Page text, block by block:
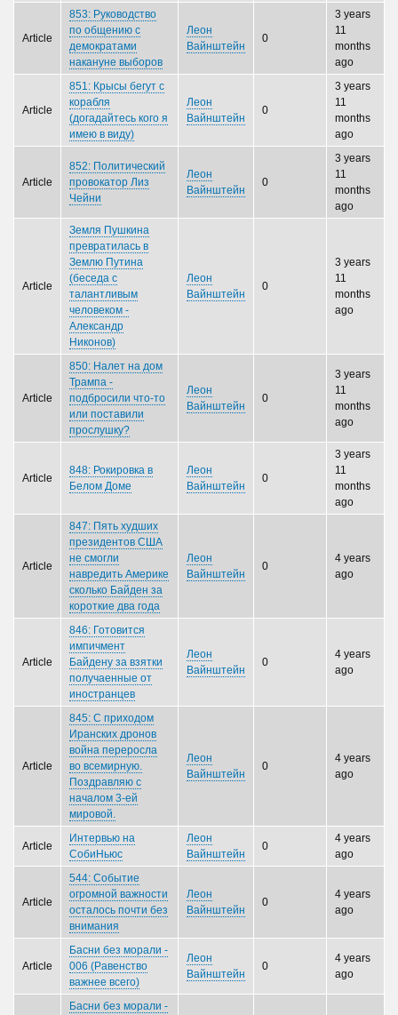
Article
853: Руководство
по общению с
демократами
накануне выборов
Леон
Вайнштейн
0
3 years
11
months
ago
Article
851: Крысы бегут с
корабля
(догадайтесь кого я
имею в виду)
Леон
Вайнштейн
0
3 years
11
months
ago
Article
852: Политический
провокатор Лиз
Чейни
Леон
Вайнштейн
0
3 years
11
months
ago
Article
Земля Пушкина
превратилась в
Землю Путина
(беседа с
талантливым
человеком -
Александр
Никонов)
Леон
Вайнштейн
0
3 years
11
months
ago
Article
850: Налет на дом
Трампа -
подбросили что-то
или поставили
прослушку?
Леон
Вайнштейн
0
3 years
11
months
ago
Article
848: Рокировка в
Белом Доме
Леон
Вайнштейн
0
3 years
11
months
ago
Article
847: Пять худших
президентов США
не смогли
навредить Америке
сколько Байден за
короткие два года
Леон
Вайнштейн
0
4 years
ago
Article
846: Готовится
импичмент
Байдену за взятки
получаенные от
иностранцев
Леон
Вайнштейн
0
4 years
ago
Article
845: С приходом
Иранских дронов
война переросла
во всемирную.
Пoздравляю с
началом 3-ей
мировой.
Леон
Вайнштейн
0
4 years
ago
Article
Интервью на
СобиНьюс
Леон
Вайнштейн
0
4 years
ago
Article
544: Событие
огромной важности
осталось почти без
внимания
Леон
Вайнштейн
0
4 years
ago
Article
Басни без морали -
006 (Равенство
важнее всего)
Леон
Вайнштейн
0
4 years
ago
Басни без морали -